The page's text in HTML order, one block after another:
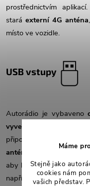
Máme
Stejně jako
cookies nám
vašich představ.
prostřednictvím
stará externí 4G anténa
místo ve vozidle.
USB vstupy
Autorádio je vybaveno
vyvedeny pomocí
připojení různého
anténa
TPMS modul
aby bylo možné je
například dopřihrádky u